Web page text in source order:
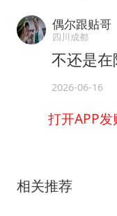
偶尔跟贴哥
四川成都
不还是在
2026-06-16
打开APP发
相关推荐